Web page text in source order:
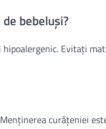
bebeluși?
Evitați
curățeniei